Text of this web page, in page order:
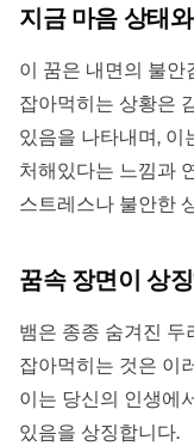
지금 마음 상태
이 꿈은 내면의 불안
잡아먹히는 상황은
있음을 나타내며, 이
처해있다는 느낌과
스트레스나 불안한
꿈속 장면이 상
뱀은 종종 숨겨진 두
잡아먹히는 것은 이
이는 당신의 인생에
있음을 상징합니다.